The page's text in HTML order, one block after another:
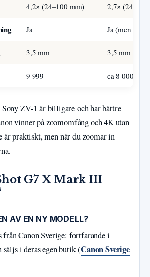
4,2× (24–100 mm) 2,7× (24–70
Ja Ja (men
3,5 mm 3,5 mm
9 999 ca 8 000
ZV-1 är billigare och har bättre
vinner på zoomomfång och 4K utan
är praktiskt, men när du zoomar in
G7 X Mark III
AV EN NY MODELL?
Canon Sverige: fortfarande i
i deras egen butik (Canon Sverige